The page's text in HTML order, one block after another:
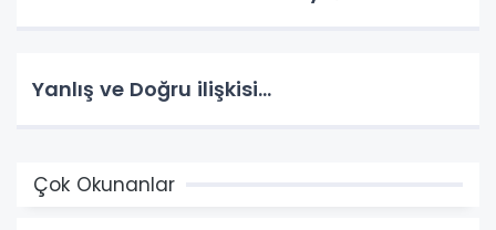
Yanlış ve Doğru ilişkisi…
Çok Okunanlar